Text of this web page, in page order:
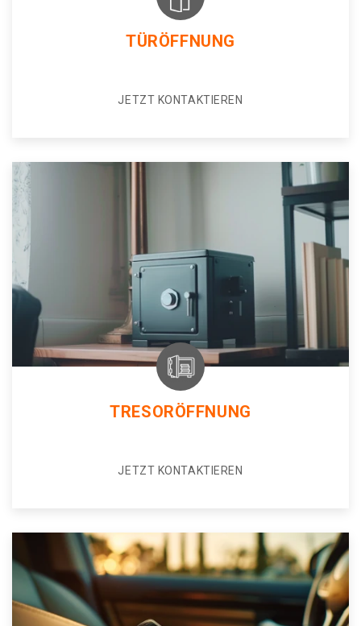
TÜRÖFFNUNG
JETZT KONTAKTIEREN
TRESORÖFFNUNG
JETZT KONTAKTIEREN